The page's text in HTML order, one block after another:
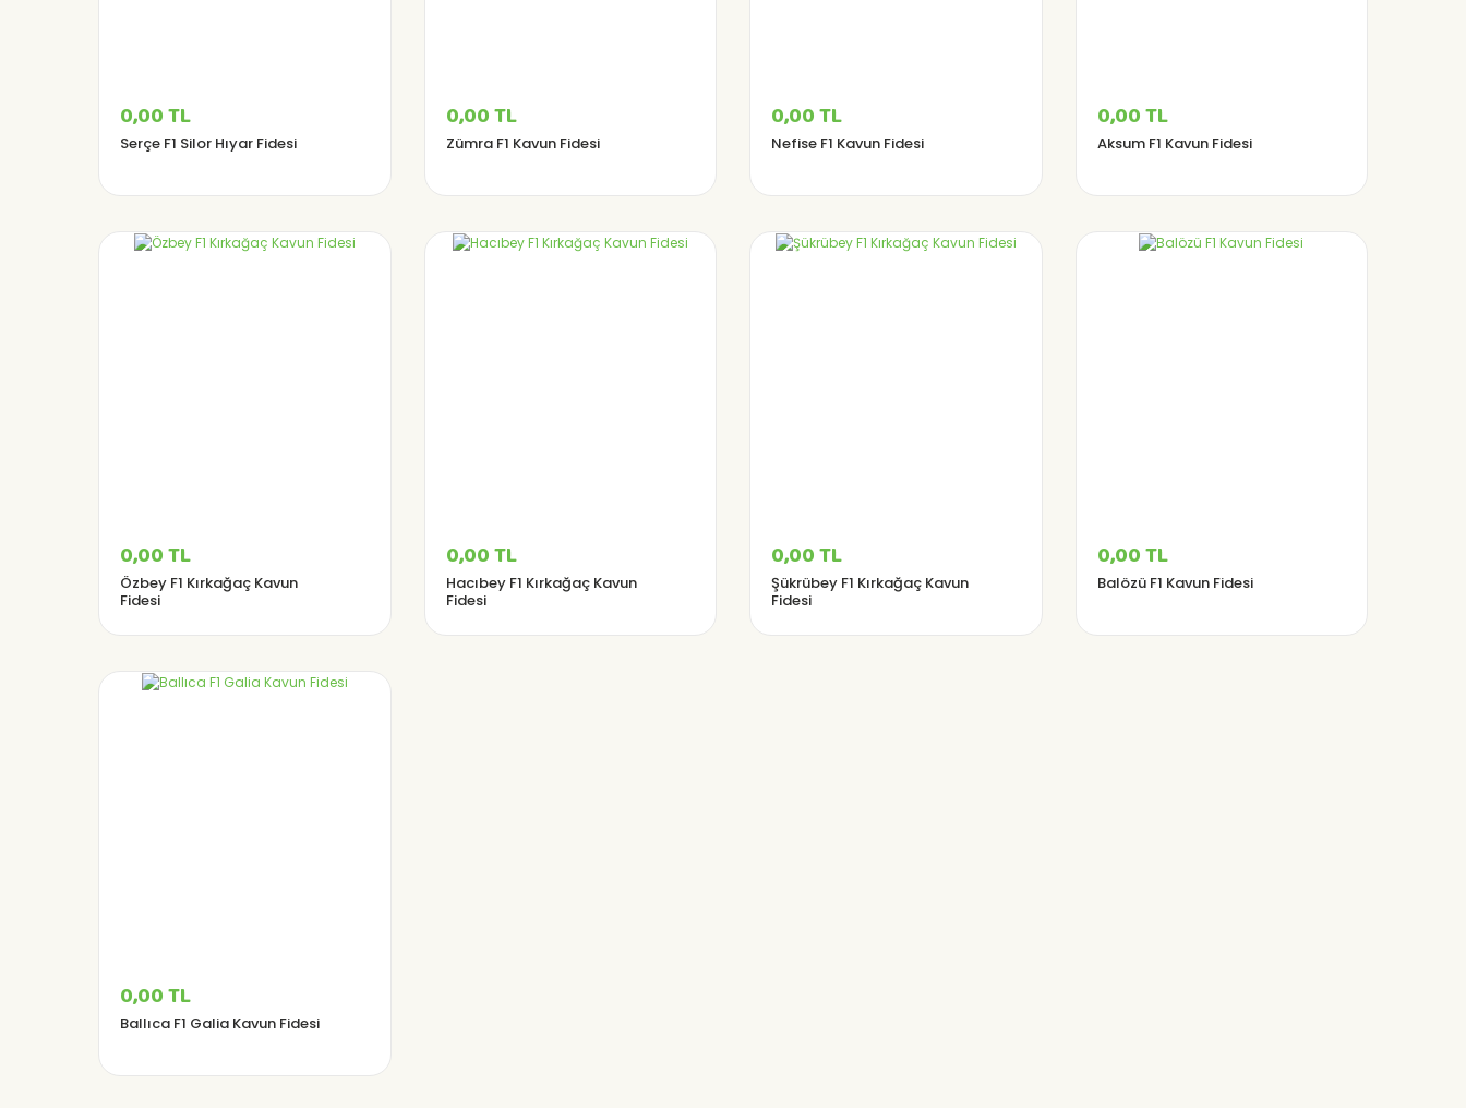
0,00 TL
Serçe F1 Silor Hıyar Fidesi
0,00 TL
Zümra F1 Kavun Fidesi
0,00 TL
Nefise F1 Kavun Fidesi
0,00 TL
Aksum F1 Kavun Fidesi
0,00 TL
Özbey F1 Kırkağaç Kavun
Fidesi
0,00 TL
Hacıbey F1 Kırkağaç Kavun
Fidesi
0,00 TL
Şükrübey F1 Kırkağaç Kavun
Fidesi
0,00 TL
Balözü F1 Kavun Fidesi
0,00 TL
Ballıca F1 Galia Kavun Fidesi